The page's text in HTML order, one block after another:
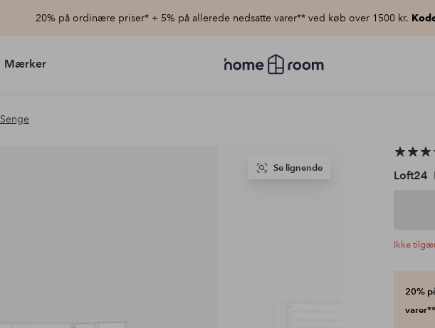
20% på ordinære priser* + 5% på allerede nedsatte varer** ved køb over 1500 kr.
Mærker
Homeroom
–
Senge
Se lignende
Loft24
Ikke
20%